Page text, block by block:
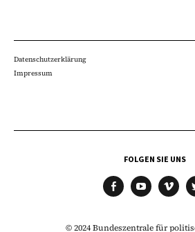
Datenschutzerklärung
Impressum
FOLGEN SIE UNS
© 2024 Bundeszentrale für